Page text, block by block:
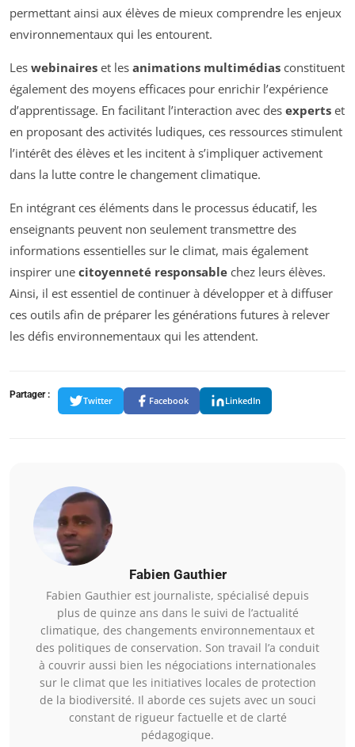
permettant ainsi aux élèves de mieux comprendre les enjeux
environnementaux qui les entourent.
Les webinaires et les animations multimédias constituent
également des moyens efficaces pour enrichir l’expérience
d’apprentissage. En facilitant l’interaction avec des experts et
en proposant des activités ludiques, ces ressources stimulent
l’intérêt des élèves et les incitent à s’impliquer activement
dans la lutte contre le changement climatique.
En intégrant ces éléments dans le processus éducatif, les
enseignants peuvent non seulement transmettre des
informations essentielles sur le climat, mais également
inspirer une citoyenneté responsable chez leurs élèves.
Ainsi, il est essentiel de continuer à développer et à diffuser
ces outils afin de préparer les générations futures à relever
les défis environnementaux qui les attendent.
Partager :
Twitter Facebook LinkedIn
Fabien Gauthier
Fabien Gauthier est journaliste, spécialisé depuis
plus de quinze ans dans le suivi de l’actualité
climatique, des changements environnementaux et
des politiques de conservation. Son travail l’a conduit
à couvrir aussi bien les négociations internationales
sur le climat que les initiatives locales de protection
de la biodiversité. Il aborde ces sujets avec un souci
constant de rigueur factuelle et de clarté
pédagogique.